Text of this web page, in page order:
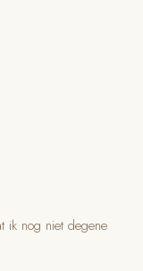
ik nog niet degene